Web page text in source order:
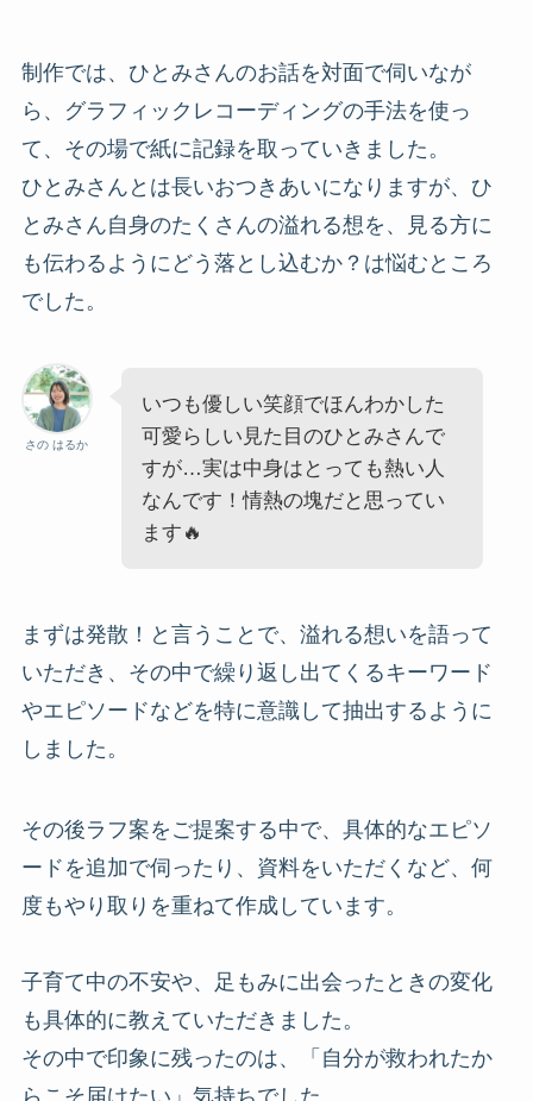
制作では、ひとみさんのお話を対面で伺いなが
ら、グラフィックレコーディングの手法を使っ
て、その場で紙に記録を取っていきました。
ひとみさんとは長いおつきあいになりますが、ひ
とみさん自身のたくさんの溢れる想を、見る方に
も伝わるようにどう落とし込むか？は悩むところ
でした。
さの はるか
いつも優しい笑顔でほんわかした
可愛らしい見た目のひとみさんで
すが…実は中身はとっても熱い人
なんです！情熱の塊だと思ってい
ます🔥
まずは発散！と言うことで、溢れる想いを語って
いただき、その中で繰り返し出てくるキーワード
やエピソードなどを特に意識して抽出するように
しました。
その後ラフ案をご提案する中で、具体的なエピソ
ードを追加で伺ったり、資料をいただくなど、何
度もやり取りを重ねて作成しています。
子育て中の不安や、足もみに出会ったときの変化
も具体的に教えていただきました。
その中で印象に残ったのは、「自分が救われたか